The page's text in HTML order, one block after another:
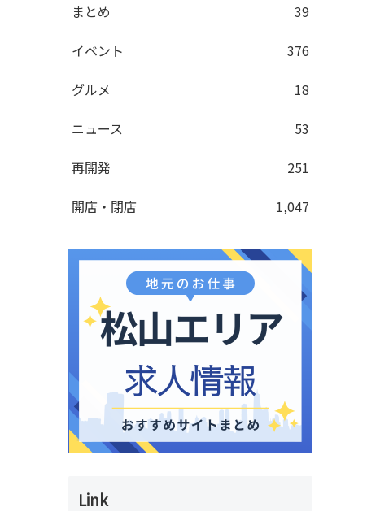
まとめ
39
イベント
376
グルメ
18
ニュース
53
再開発
251
開店・閉店
1,047
Link